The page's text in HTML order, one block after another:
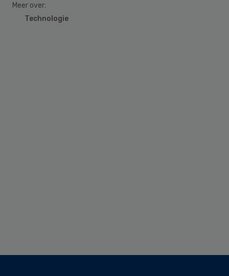
Meer over:
Technologie